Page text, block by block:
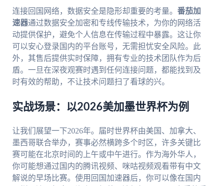
连接回国网络，数据安全是隐形却重要的考量。 番茄加
速器通过数据安全加密和专线传输技术，为你的网络活
动提供保护，避免个人信息在传输过程中暴露。这让你
可以安心登录国内的平台账号，无需担忧安全风险。此
外，其售后提供实时保障，拥有专业的技术团队作为后
盾。一旦在深夜观赛时遇到任何连接问题，都能找到及
时有效的帮助，不让技术问题扫了看球的兴。
实战场景：以2026美加墨世界杯为例
让我们展望一下2026年。届时世界杯由美国、加拿大、
墨西哥联合举办，赛事必然横跨多个时区，许多关键比
赛可能在北京时间的上午或中午进行。作为海外华人，
你可能想通过国内的腾讯视频、咪咕视频观看带有中文
解说的早场比赛。使用回国加速器后，你可以像在国内